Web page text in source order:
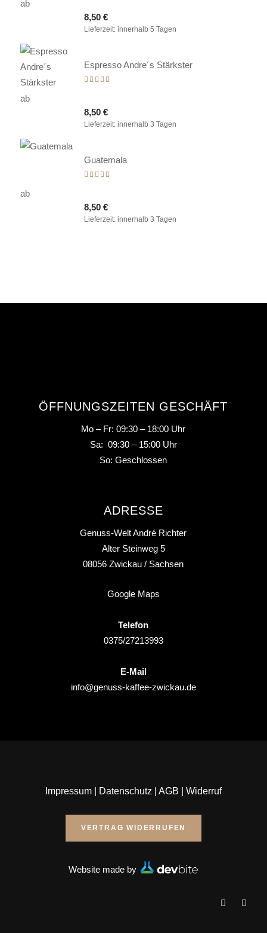
von 5
ab
8,50 €
Lieferzeit: innerhalb 5 Tagen
Espresso Andre´s Stärkster
von 5
ab
8,50 €
Lieferzeit: innerhalb 3 Tagen
Guatemala
von 5
ab
8,50 €
Lieferzeit: innerhalb 3 Tagen
ÖFFNUNGSZEITEN GESCHÄFT
Mo – Fr: 09:30 – 18:00 Uhr
Sa: 09:30 – 15:00 Uhr
So: Geschlossen
ADRESSE
Genuss-Welt André Richter
Alter Steinweg 5
08056 Zwickau / Sachsen
Google Maps
Telefon
0375/27213993
E-Mail
info@genuss-kaffee-zwickau.de
Impressum| Datenschutz AGB Widerruf
VERTRAG WIDERRUFEN
Website made by